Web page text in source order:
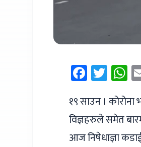
१९ साउन ।
विज्ञहरुले समेत
आज निषेधाज्ञा